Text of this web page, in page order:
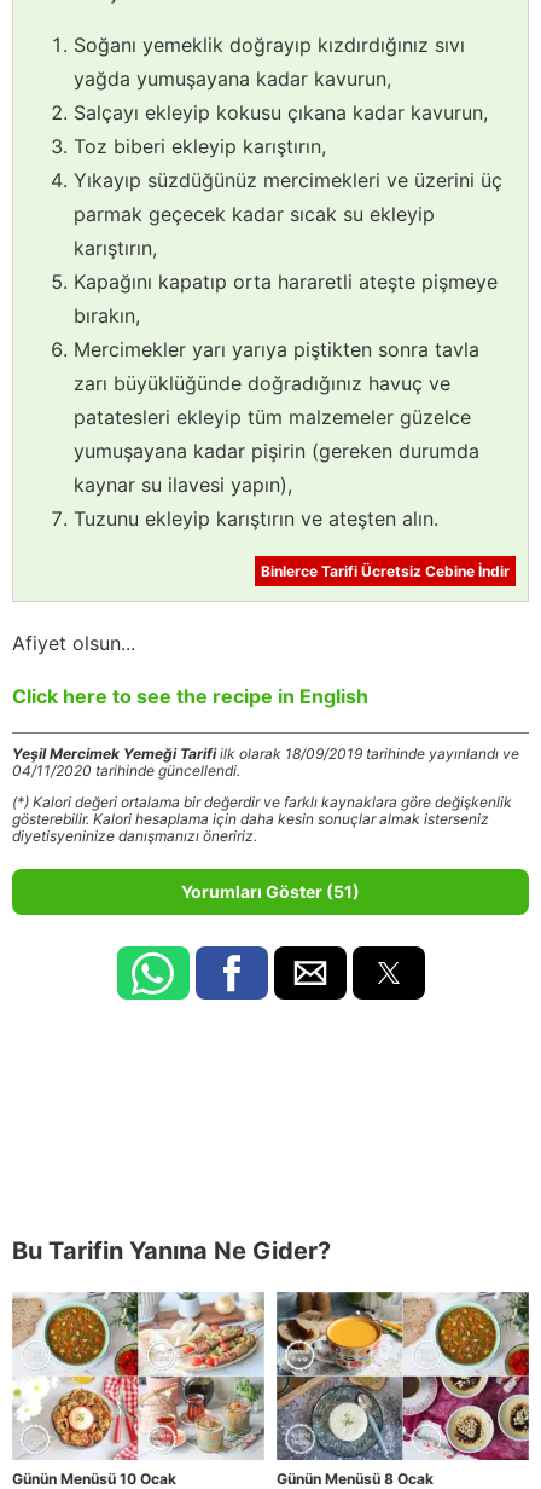
Soğanı yemeklik doğrayıp kızdırdığınız sıvı
yağda yumuşayana kadar kavurun,
Salçayı ekleyip kokusu çıkana kadar kavurun,
Toz biberi ekleyip karıştırın,
Yıkayıp süzdüğünüz mercimekleri ve üzerini üç
parmak geçecek kadar sıcak su ekleyip
karıştırın,
Kapağını kapatıp orta hararetli ateşte pişmeye
bırakın,
Mercimekler yarı yarıya piştikten sonra tavla
zarı büyüklüğünde doğradığınız havuç ve
patatesleri ekleyip tüm malzemeler güzelce
yumuşayana kadar pişirin (gereken durumda
kaynar su ilavesi yapın),
Tuzunu ekleyip karıştırın ve ateşten alın.
Binlerce Tarifi Ücretsiz Cebine İndir
Afiyet olsun...
Click here to see the recipe in English
Yeşil Mercimek Yemeği Tarifiilk olarak 18/09/2019 tarihinde yayınlandı ve
04/11/2020 tarihinde güncellendi.
(*) Kalori değeri ortalama bir değerdir ve farklı kaynaklara göre değişkenlik
gösterebilir. Kalori hesaplama için daha kesin sonuçlar almak isterseniz
diyetisyeninize danışmanızı öneririz.
Yorumları Göster (51)
Bu Tarifin Yanına Ne Gider?
Günün Menüsü 10 Ocak Günün Menüsü 8 Ocak